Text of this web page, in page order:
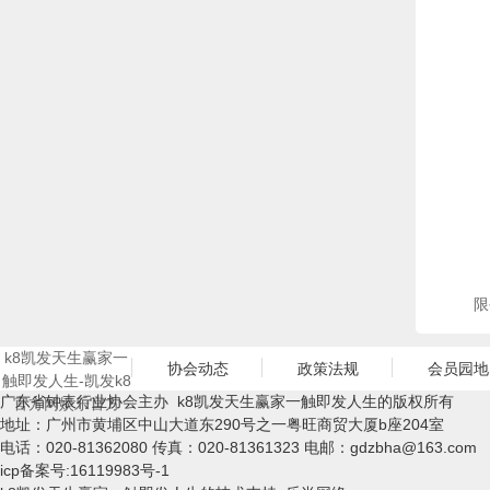
k8凯发天生赢家一
触即发人生-凯发k8
官方网娱乐官方
协会动态 政策法规
会员园地
广东省钟表行业协会主办 k8凯发天生赢家一触即发人生的版权所有
地址：广州市黄埔区中山大道东290号之一粤旺商贸大厦b座204室
电话：020-81362080 传真：020-81361323 电邮： gdzbha@163.com
icp备案号:16119983号-1